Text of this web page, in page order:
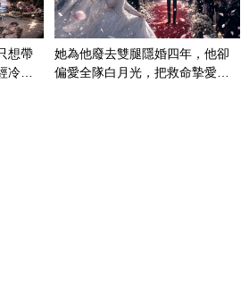
想帶
漠
她為他廢去雙腿隱婚四年，他卻
偏愛全隊白月光，把救命摯愛當